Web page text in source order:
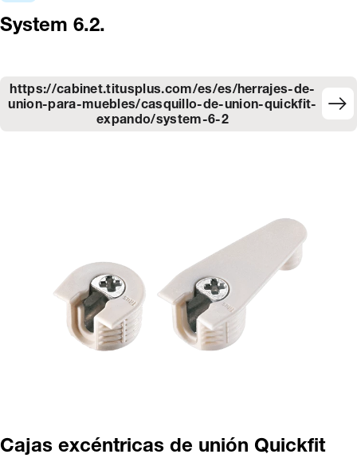
System 6.2.
https://cabinet.titusplus.com/es/es/herrajes-de-
union-para-muebles/casquillo-de-union-quickfit-
expando/system-6-2
Cajas excéntricas de unión Quickfit